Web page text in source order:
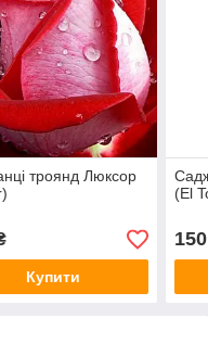
троянд Люксор
Купити
(El
150